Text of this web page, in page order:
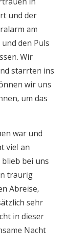
und der
am
den Puls
Wir
starrten ins
wir uns
um das
war und
viel an
bei uns
traurig
Abreise,
sehr
in dieser
Nacht